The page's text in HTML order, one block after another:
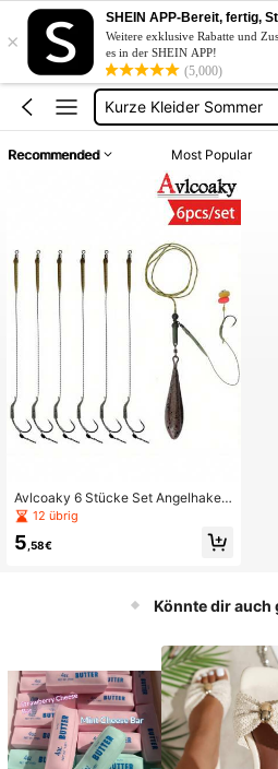
×
SHEIN APP-Bereit, fertig,
Weitere exklusive Rabatte und
es in der SHEIN APP!
(5,000)
Kleid Baumwolle
Angel Zubehör
Cârlig
Kurze Kleider Sommer
Kleid Baumwolle
Angel Zubehör
Recommended Most Popular
Avlcoaky 6 Stücke Set Angelhaken
Rig Jig Wurmhaken Fischhaken
12 übrig
5 ,58€
Könnte dir auch